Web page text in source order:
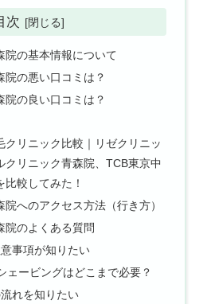
次
院の基本情報について
院の悪い口コミは？
院の良い口コミは？
クリニック比較｜リゼクリニッ
クリニック青森院、TCB東京中
較してみた！
院へのアクセス方法（行き方）
院のよくある質問
事項が知りたい
ェービングはどこまで必要？​
れを知りたい